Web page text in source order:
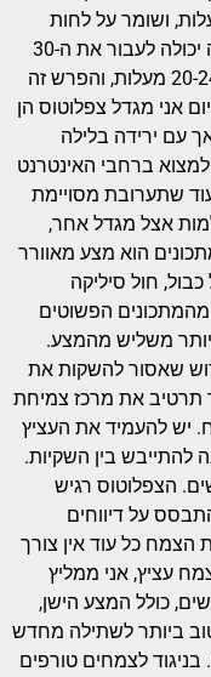
בלילה את הטמפרטורות ב-10 מעלות, ושומר על לחות
אופטימלית של כ-60%. בקיץ הטמפרטורה יכולה לעבור את ה-30
מעלות, אך בלילה הטמפרטורה יורדת ל-20-24 מעלות, והפרש זה
אני מגדל צפלוטוס הן
מעלות ביום, אך עם ירידה בלילה
למצוא ברחבי האינטרנט
שתערובת מסויימת
אצל מגדל אחר,
הוא מצע מאוורר
חול סיליקה
מהמתכונים הפשוטים
משליש מהמצע.
שאסור להשקות את
תרטיב את מרכז צמיחת
יש להעמיד את העציץ
להתייבש בין השקיות.
הצפלוטוס רגיש
על דיווחים
הצמח כל עוד אין צורך
עציץ, אני ממליץ
כולל המצע הישן,
ביותר לשתילה מחדש
לצמחים טורפים